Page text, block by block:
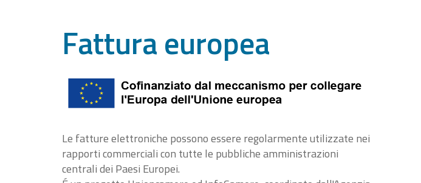
Fattura europea
Le fatture elettroniche possono essere regolarmente utilizzate nei
rapporti commerciali con tutte le pubbliche amministrazioni
centrali dei Paesi Europei.